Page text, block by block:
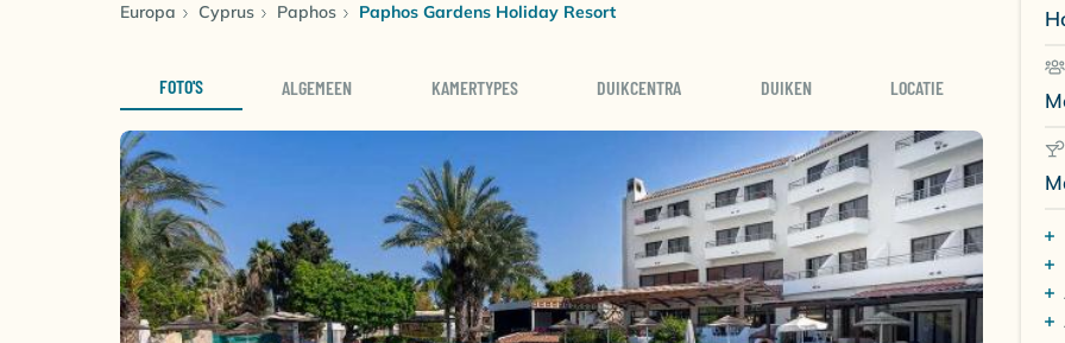
Europa Cyprus Paphos Paphos Gardens Holiday Resort
FOTO'S ALGEMEEN KAMERTYPES DUIKCENTRA DUIKEN LOCATIE